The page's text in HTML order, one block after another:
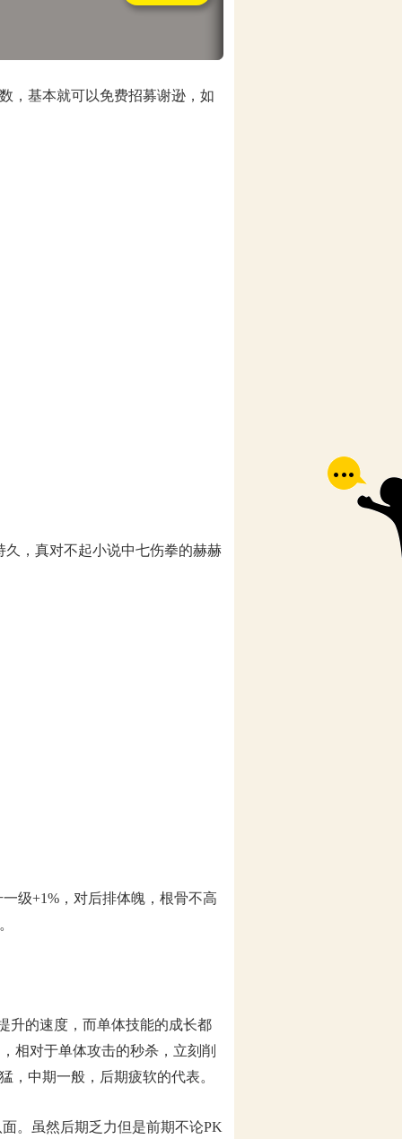
基本就可以免费招募谢逊，如
，真对不起小说中七伤拳的赫赫
级+1%，对后排体魄，根骨不高
的速度，而单体技能的成长都
相对于单体攻击的秒杀，立刻削
，中期一般，后期疲软的代表。
。虽然后期乏力但是前期不论PK